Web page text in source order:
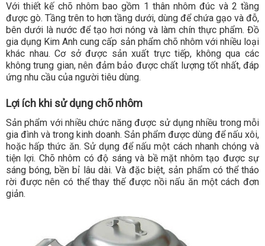
Với thiết kế chõ nhôm bao gồm 1 thân nhôm đúc và 2 tầng
được gò. Tầng trên to hơn tầng dưới, dùng để chứa gạo và đỗ,
bên dưới là nước để tạo hơi nóng và làm chín thực phẩm. Đồ
gia dụng Kim Anh cung cấp sản phẩm chõ nhôm với nhiều loại
khác nhau. Cơ sở được sản xuất trực tiếp, không qua các
không trung gian, nên đảm bảo được chất lượng tốt nhất, đáp
ứng nhu cầu của người tiêu dùng.
Lợi ích khi sử dụng chõ nhôm
Sản phẩm với nhiều chức năng được sử dụng nhiều trong mỗi
gia đình và trong kinh doanh. Sản phẩm được dùng để nấu xôi,
hoặc hấp thức ăn. Sử dụng để nấu một cách nhanh chóng và
tiện lợi. Chõ nhôm có độ sáng và bề mặt nhôm tạo được sự
sáng bóng, bền bỉ lâu dài. Và đặc biệt, sản phẩm có thể tháo
rời được nên có thể thay thế được nồi nấu ăn một cách đơn
giản.